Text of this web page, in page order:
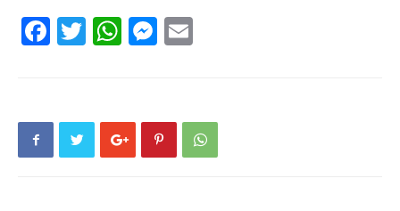
Facebook
Twitter
WhatsApp
Messenger